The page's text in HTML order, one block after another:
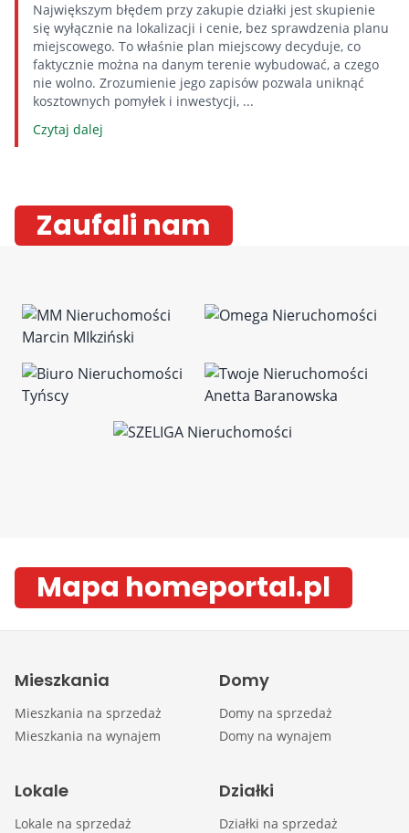
Największym błędem przy zakupie działki jest skupienie
się wyłącznie na lokalizacji i cenie, bez sprawdzenia planu
miejscowego. To właśnie plan miejscowy decyduje, co
faktycznie można na danym terenie wybudować, a czego
nie wolno. Zrozumienie jego zapisów pozwala uniknąć
kosztownych pomyłek i inwestycji, ...
Czytaj dalej
Zaufali nam
Mapa homeportal.pl
Mieszkania
Mieszkania na sprzedaż
Mieszkania na wynajem
Domy
Domy na sprzedaż
Domy na wynajem
Lokale
Lokale na sprzedaż
Działki
Działki na sprzedaż